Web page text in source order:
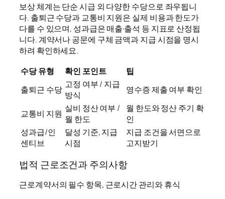
보상 체계는 단순 시급 외 다양한 수당으로 좌우됩니
다. 출퇴근 수당과 교통비 지원은 실제 비용과 한도가
다를 수 있으며, 성과급은 매출·출석 등 지표로 산정됩
니다. 계약서나 공문에 구체 금액과 지급 시점을 명시
하려 확인하세요.
수당 유형
확인 포인트
팁
출퇴근 수당 고정 여부 / 지급
방식
영수증 제출 여부 확인
교통비 지원 실비 정산 여부 /
월 한도
월 한도와 정산 주기 확
인
성과급/인
센티브
달성 기준, 지급
시점
지급 조건을 서면으로
고지받기
법적 근로조건과 주의사항
근로계약서의 필수 항목, 근로시간 관리와 휴식